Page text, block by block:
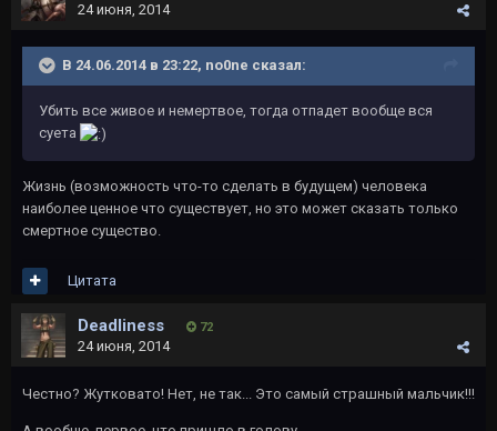
24 июня, 2014
В 24.06.2014 в 23:22, no0ne сказал:
Убить все живое и немертвое, тогда отпадет вообще вся
суета
Жизнь (возможность что-то сделать в будущем) человека
наиболее ценное что существует, но это может сказать только
смертное существо.
Цитата
Deadliness 72
24 июня, 2014
Честно? Жутковато! Нет, не так... Это самый страшный мальчик!!!